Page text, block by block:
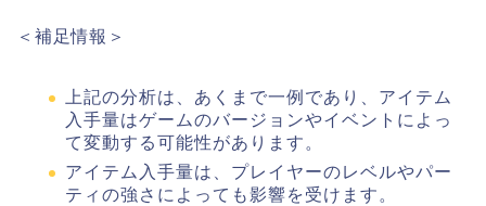
＜補足情報＞
上記の分析は、あくまで一例であり、アイテム
入手量はゲームのバージョンやイベントによっ
て変動する可能性があります。
アイテム入手量は、プレイヤーのレベルやパー
ティの強さによっても影響を受けます。